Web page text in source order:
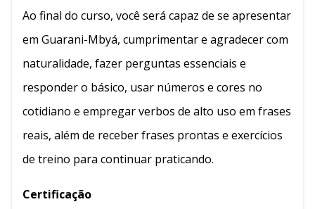
Ao final do curso, você será capaz de se apresentar
em Guarani-Mbyá, cumprimentar e agradecer com
naturalidade, fazer perguntas essenciais e
responder o básico, usar números e cores no
cotidiano e empregar verbos de alto uso em frases
reais, além de receber frases prontas e exercícios
de treino para continuar praticando.
Certificação